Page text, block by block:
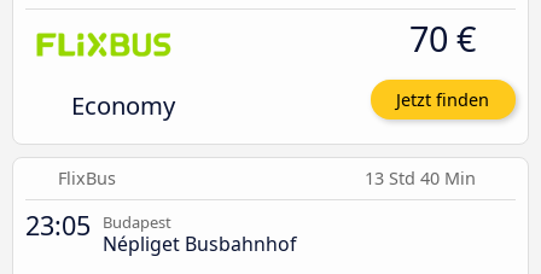
Economy
70 €
Jetzt finden
FlixBus 13 Std 40 Min
23:05 Budapest
Népliget Busbahnhof